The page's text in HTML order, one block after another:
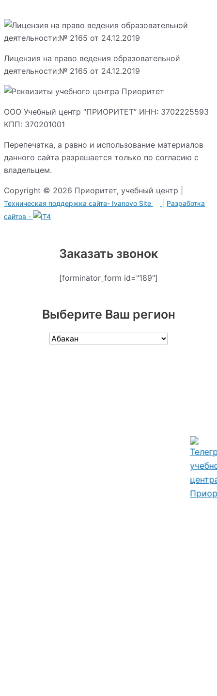
Лицензия на право ведения образовательной
деятельности:№ 2165 от 24.12.2019
ООО Учебный центр “ПРИОРИТЕТ” ИНН: 3702225593
КПП: 370201001
Перепечатка, а равно и использование материалов
данного сайта разрешается только по согласию с
владельцем.
Copyright © 2026 Приоритет, учебный центр |
Техническая поддержка сайта- Ivanovo Site |
Разработка сайтов -
Заказать звонок
[forminator_form id="189"]
Выберите Ваш регион